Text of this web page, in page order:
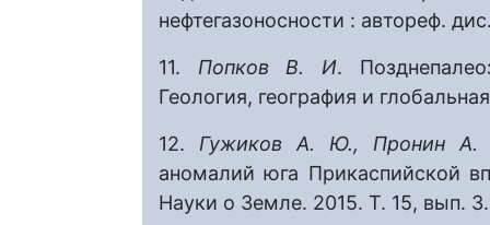
нефтегазоносности : автореф.
11. Попков В. И.
Геология, география и
12. Гужиков А. Ю., Пронин
аномалий юга Прикаспийской
Науки о Земле. 2015. Т. 15, вып.